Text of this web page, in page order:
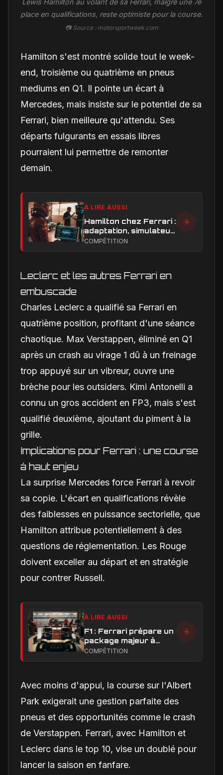
Lewis Hamilton au volant de sa Ferrari, malgré une 7e
place en qualifications, reste optimiste pour la course.
📷 Source : motorsportweek.com
Hamilton s'est montré solide tout le week-
end, troisième ou quatrième en pneus
mediums en Q1. Il pointe un écart à
Mercedes, mais insiste sur le potentiel de sa
Ferrari, bien meilleure qu'attendu. Ses
départs fulgurants en essais libres
pourraient lui permettre de remonter
demain.
À LIRE AUSSI
Hamilton chez Ferrari :
adaptation, simulateur
et critiques, ce qui
change vraiment pour
COMPÉTITION
Leclerc et les autres Ferrari en
embuscade
Charles Leclerc a qualifié sa Ferrari en
quatrième position, profitant d'une séance
chaotique. Max Verstappen, éliminé en Q1
après un crash au virage 1 dû à un freinage
trop appuyé sur un vibreur, ouvre une
brèche pour les outsiders. Kimi Antonelli a
connu un gros accident en FP3, mais s'est
qualifié deuxième, ajoutant du piment à la
grille.
Implications pour Ferrari : une course
à haut enjeu
La surprise Mercedes force Ferrari à revoir
sa copie. L'écart en qualifications révèle
des faiblesses en puissance sectorielle, que
Hamilton attribue potentiellement à des
questions de réglementation. Les Rouge
doivent exceller au départ et en stratégie
pour contrer Russell.
À LIRE AUSSI
F1 : Ferrari prépare un
package majeur à
Barcelone, un test
décisif pour la SF-26
COMPÉTITION
Avec moins d'appui, la course sur l'Albert
Park exigerait une gestion parfaite des
pneus et des opportunités comme le crash
de Verstappen. Ferrari, avec Hamilton et
Leclerc dans le top 10, vise un doublé pour
lancer la saison en fanfare.